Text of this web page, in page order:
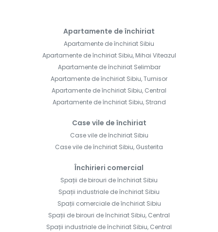
Apartamente de închiriat
Apartamente de închiriat Sibiu
Apartamente de închiriat Sibiu, Mihai Viteazul
Apartamente de închiriat Selimbar
Apartamente de închiriat Sibiu, Turnisor
Apartamente de închiriat Sibiu, Central
Apartamente de închiriat Sibiu, Strand
Case vile de închiriat
Case vile de închiriat Sibiu
Case vile de închiriat Sibiu, Gusterita
Închirieri comercial
Spații de birouri de închiriat Sibiu
Spații industriale de închiriat Sibiu
Spații comerciale de închiriat Sibiu
Spații de birouri de închiriat Sibiu, Central
Spații industriale de închiriat Sibiu, Central